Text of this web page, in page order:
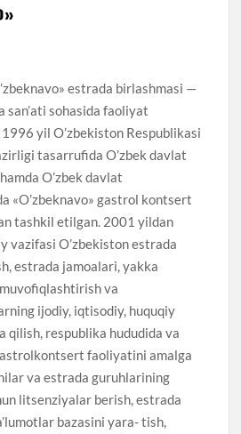
estrada birlashmasi —
san’ati sohasida faoliyat
yil O’zbekiston Respublikasi
tasarrufida O’zbek davlat
O’zbek davlat
«O’zbeknavo» gastrol kontsert
tashkil etilgan. 2001 yildan
vazifasi O’zbekiston estrada
estrada jamoalari, yakka
va
ijodiy, iqtisodiy, huquqiy
qilish, respublika hududida va
faoliyatini amalga
va estrada guruhlarining
litsenziyalar berish, estrada
bazasini yara- tish,